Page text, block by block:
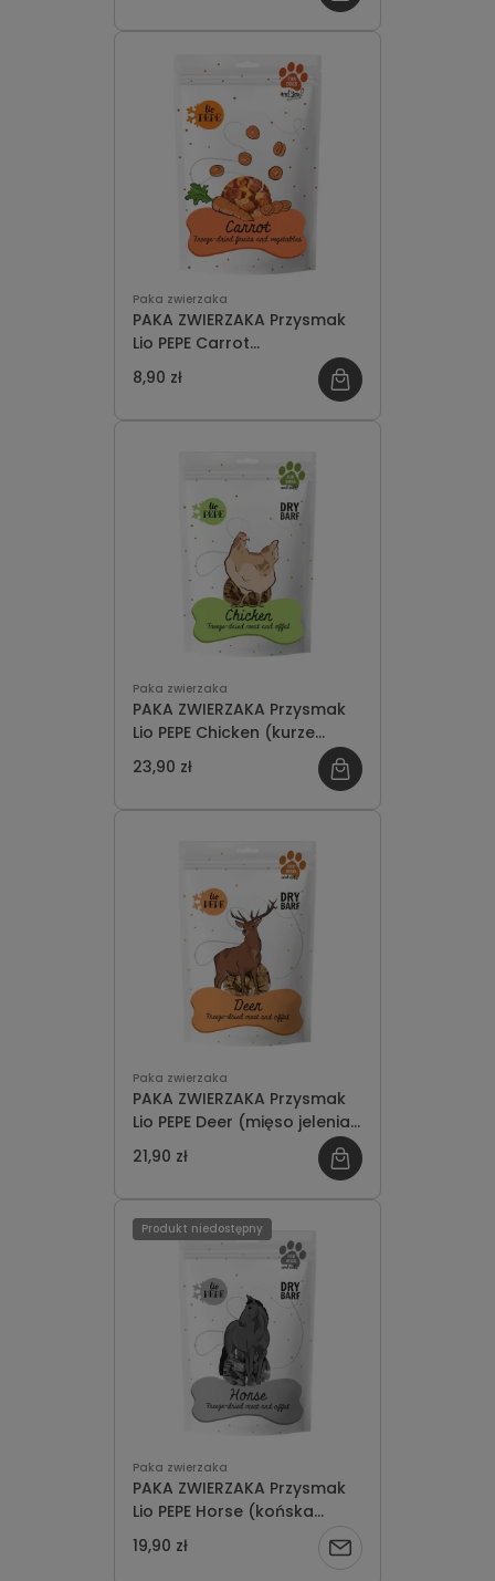
Paka zwierzaka
PAKA ZWIERZAKA Przysmak
Lio PEPE Carrot
(marchewka) 25g
8,90 zł
Paka zwierzaka
PAKA ZWIERZAKA Przysmak
Lio PEPE Chicken (kurze
serca) 60g
23,90 zł
Paka zwierzaka
PAKA ZWIERZAKA Przysmak
Lio PEPE Deer (mięso jelenia)
60g
21,90 zł
Paka zwierzaka
PAKA ZWIERZAKA Przysmak
Lio PEPE Horse (końska
wątróbka) 60g
19,90 zł
Produkt niedostępny
Powiadom